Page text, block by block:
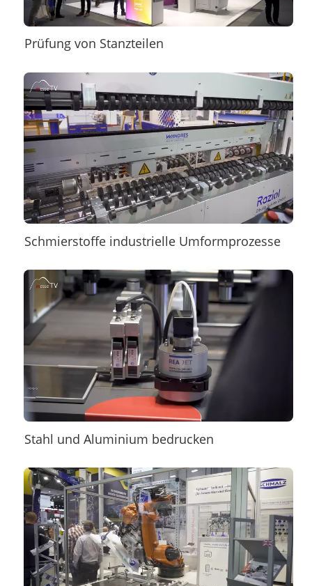
Prüfung von Stanzteilen
Schmierstoffe industrielle Umformprozesse
Stahl und Aluminium bedrucken